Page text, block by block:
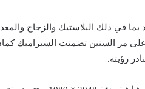
في ذلك البلاستيك والزجاج